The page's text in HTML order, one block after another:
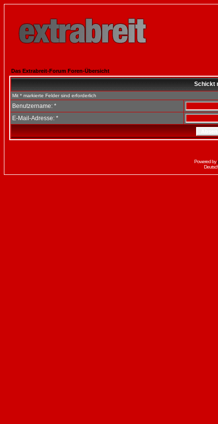
Das Extrabreit-Forum Foren-Übersicht
Schickt
Mit * markierte Felder sind erforderlich
Benutzername: *
E-Mail-Adresse: *
Powered by